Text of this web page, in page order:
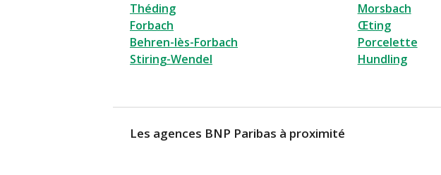
Théding Morsbach
Forbach
Œting
Behren-lès-Forbach
Porcelette
Stiring-Wendel
Hundling
Les agences BNP Paribas à proximité